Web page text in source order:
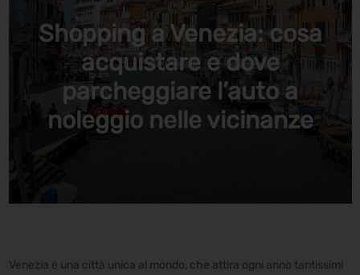
Shopping a Venezia: cosa
acquistare e dove
parcheggiare l’auto a
noleggio nelle vicinanze
Venezia è una città unica al mondo, che attira ogni anno tantissimi